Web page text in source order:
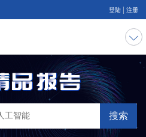
登陆 注册
搜索